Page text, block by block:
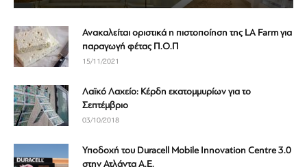
Ανακαλείται οριστικά η πιστοποίηση της LA Farm για
παραγωγή φέτας Π.Ο.Π
15/11/2021
Λαϊκό Λαχείο: Κέρδη εκατομμυρίων για το
Σεπτέμβριο
03/10/2018
Υποδοχή του Duracell Mobile Innovation Centre 3.0
στην Ατλάντα Α.Ε.